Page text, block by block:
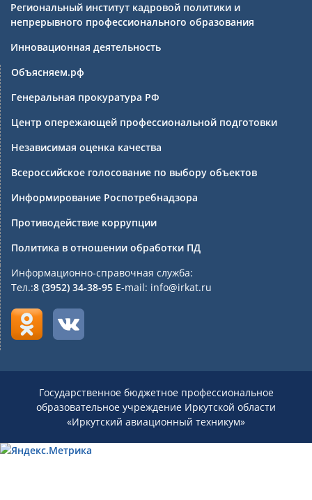
Региональный институт кадровой политики и
непрерывного профессионального образования
Инновационная деятельность
Объясняем.рф
Генеральная прокуратура РФ
Центр опережающей профессиональной подготовки
Независимая оценка качества
Всероссийское голосование по выбору объектов
Информирование Роспотребнадзора
Противодействие коррупции
Политика в отношении обработки ПД
Информационно-справочная служба:
Тел.:8 (3952) 34-38-95 E-mail: info@irkat.ru
Государственное бюджетное профессиональное
образовательное учреждение Иркутской области
«Иркутский авиационный техникум»